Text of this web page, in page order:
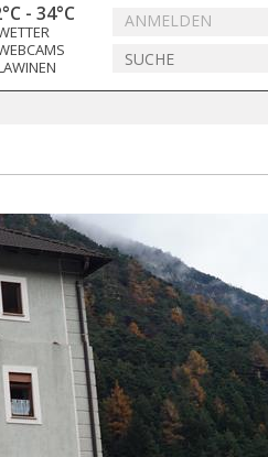
ANMELDEN
- 34°C